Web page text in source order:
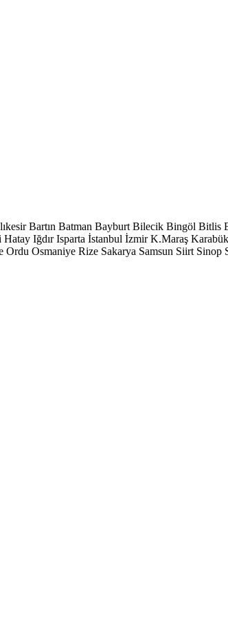
Bartın Batman Bayburt Bilecik Bingöl Bitlis
Hatay Iğdır Isparta İstanbul İzmir K.Maraş Karabük
Ordu Osmaniye Rize Sakarya Samsun Siirt Sinop